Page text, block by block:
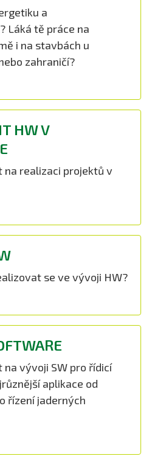
a
Láká tě práce na
i na stavbách u
zahraničí?
HW V
na realizaci projektů v
se ve vývoji HW?
na vývoji SW pro řídicí
aplikace od
řízení jaderných